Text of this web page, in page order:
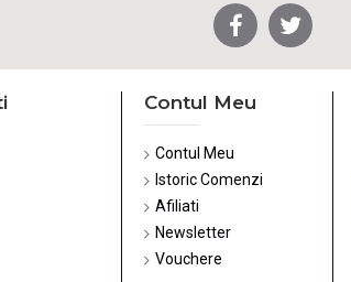
Contul Meu
Contul Meu
Istoric Comenzi
Afiliati
Newsletter
Vouchere